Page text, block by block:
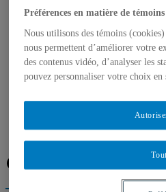
UQAM
Expertes et experts de
et des enseignants (2 au 8
Communiqués de presse
Plan du campus
Facebook
Préférences en matière de témoins
Nous utilisons des témoins
nous permettent d’améliorer votre
des contenus vidéo, d’analyser les
pouvez personnaliser votre choix en